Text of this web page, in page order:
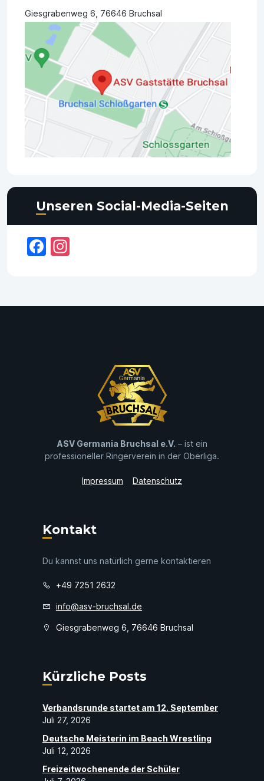
Giesgrabenweg 6, 76646 Bruchsal
Unseren Social-Media-Seiten
Facebook
ASV Germania Bruchsal e.V. – ist ein
professioneller Ringerverein in der Oberliga.
Impressum Datenschutz
Kontakt
Du kannst uns natürlich gerne kontaktieren
+49 7251 2632
info@asv-bruchsal.de
Giesgrabenweg 6, 76646 Bruchsal
Kürzliche Posts
Verbandsrunde startet am 12. September
Juli 27, 2026
Deutsche Meisterin im Beach Wrestling
Juli 12, 2026
Freizeitwochenende der Schüler